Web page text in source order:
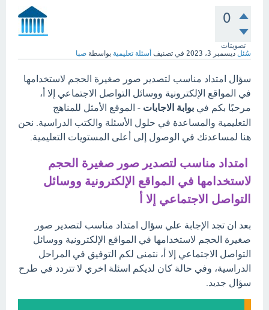
0
تصويتات
سُئل ديسمبر 3، 2023 في تصنيف أسئلة تعليمية بواسطة صبا
سؤال امتداد مناسب لتصدير صور صغيرة الحجم لاستخدامها
في المواقع الإلكترونية ووسائل التواصل الاجتماعي إلا أ،
مرحبًا بكم في بوابة الاجابات - الموقع الأمثل للمناهج
التعليمية والمساعدة في حلول الأسئلة والكتب الدراسية. نحن
هنا لمساعدتك في الوصول إلى أعلى المستويات التعليمية.
امتداد مناسب لتصدير صور صغيرة الحجم
لاستخدامها في المواقع الإلكترونية ووسائل
التواصل الاجتماعي إلا أ
بعد ان تجد الإجابة علي سؤال امتداد مناسب لتصدير صور
صغيرة الحجم لاستخدامها في المواقع الإلكترونية ووسائل
التواصل الاجتماعي إلا أ، نتمنى لكم التوفيق في المراحل
الدراسية، وفي حالة كان لديكم اسئلة اخري لا تتردد في طرح
سؤال جديد.